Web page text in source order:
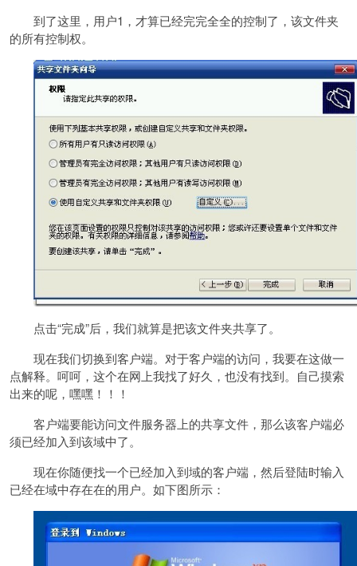
到了这里，用户1，才算已经完完全全的控制了，该文件夹
的所有控制权。
点击“完成”后，我们就算是把该文件夹共享了。
现在我们切换到客户端。对于客户端的访问，我要在这做一
点解释。呵呵，这个在网上我找了好久，也没有找到。自己摸索
出来的呢，嘿嘿！！！
客户端要能访问文件服务器上的共享文件，那么该客户端必
须已经加入到该域中了。
现在你随便找一个已经加入到域的客户端，然后登陆时输入
已经在域中存在在的用户。如下图所示：